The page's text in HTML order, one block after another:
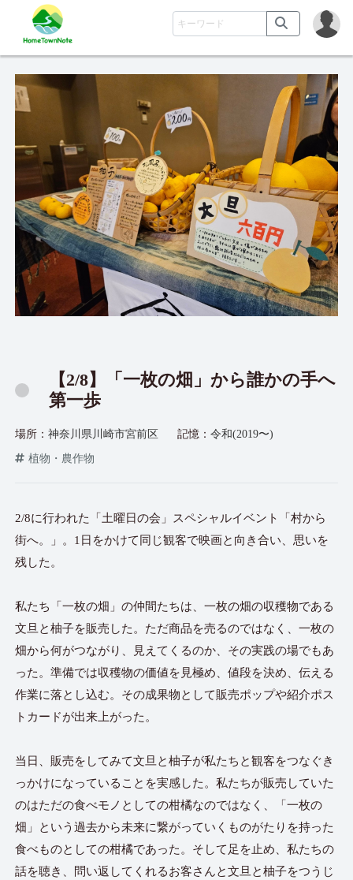
【2/8】「一枚の畑」から誰かの手へ
第一歩
場所：神奈川県川崎市宮前区 記憶：令和(2019〜)
植物・農作物
2/8に行われた「土曜日の会」スペシャルイベント「村から
街へ。」。1日をかけて同じ観客で映画と向き合い、思いを
残した。
私たち「一枚の畑」の仲間たちは、一枚の畑の収穫物である
文旦と柚子を販売した。ただ商品を売るのではなく、一枚の
畑から何がつながり、見えてくるのか、その実践の場でもあ
った。準備では収穫物の価値を見極め、値段を決め、伝える
作業に落とし込む。その成果物として販売ポップや紹介ポス
トカードが出来上がった。
当日、販売をしてみて文旦と柚子が私たちと観客をつなぐき
っかけになっていることを実感した。私たちが販売していた
のはただの食べモノとしての柑橘なのではなく、「一枚の
畑」という過去から未来に繋がっていくものがたりを持った
食べものとしての柑橘であった。そして足を止め、私たちの
話を聴き、問い返してくれるお客さんと文旦と柚子をつうじ